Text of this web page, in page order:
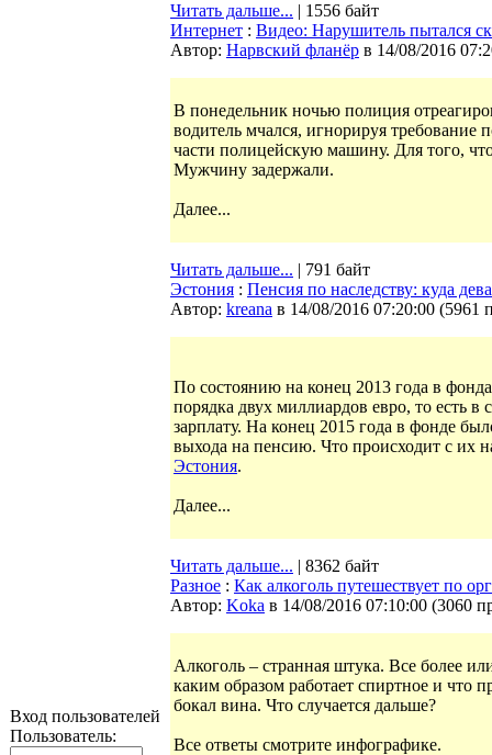
Вход пользователей
Пользователь:
Читать дальше... | 1556 байт
Интернет : Видео: Нарушитель пытался
Автор: Нарвский фланёр в 14/08/2016
В понедельник ночью полиция
водитель мчался, игнорируя требование
части полицейскую машину. Для того,
Мужчину задержали.
Далее...
Читать дальше... | 791 байт
Эстония : Пенсия по наследству: куда
Автор: kreana в 14/08/2016 07:20:00 (5961
По состоянию на конец 2013 года в
порядка двух миллиардов евро, то есть
зарплату. На конец 2015 года в фонде
выхода на пенсию. Что происходит с их
Эстония.
Далее...
Читать дальше... | 8362 байт
Разное : Как алкоголь путешествует по
Автор: Koka в 14/08/2016 07:10:00 (3060
Алкоголь – странная штука. Все более
каким образом работает спиртное и что
бокал вина. Что случается дальше?
Все ответы смотрите инфографике.